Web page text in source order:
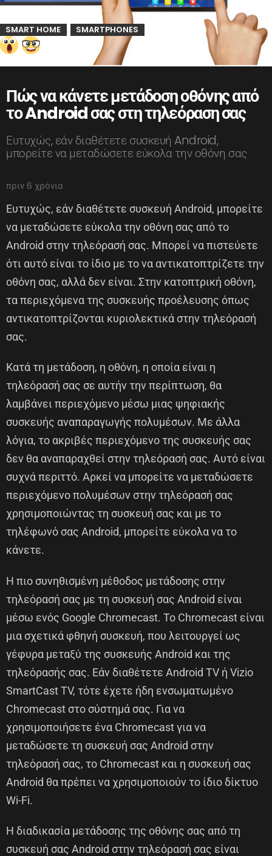
SMART HOME , SMARTPHONES
Πώς να κάνετε μετάδοση οθόνης από
το Android σας στη τηλεόραση σας
Ευτυχώς, εάν διαθέτετε συσκευή Android,
μπορείτε να μεταδώσετε εύκολα την οθόνη σας
πριν 6 χρόνια
Ευτυχώς, εάν διαθέτετε συσκευή Android, μπορείτε
να μεταδώσετε εύκολα την οθόνη σας από το
Android στην τηλεόρασή σας. Μπορεί να πιστεύετε
ότι αυτό είναι το ίδιο με το να αντικατοπτρίζετε την
οθόνη σας, αλλά δεν είναι. Στην κατοπτρική οθόνη,
τα περιεχόμενα της συσκευής προέλευσης όπως
αντικατοπτρίζονται κυριολεκτικά στην τηλεόρασή
σας.
Κατά τη μετάδοση, η οθόνη, η οποία είναι η
τηλεόρασή σας σε αυτήν την περίπτωση, θα
λαμβάνει περιεχόμενο μέσω μιας ψηφιακής
συσκευής αναπαραγωγής πολυμέσων. Με άλλα
λόγια, το ακριβές περιεχόμενο της συσκευής σας
δεν θα αναπαραχθεί στην τηλεόρασή σας. Αυτό είναι
συχνά περιττό. Αρκεί να μπορείτε να μεταδώσετε
περιεχόμενο πολυμέσων στην τηλεόρασή σας
χρησιμοποιώντας τη συσκευή σας και με το
τηλέφωνό σας Android, μπορείτε εύκολα να το
κάνετε.
Η πιο συνηθισμένη μέθοδος μετάδοσης στην
τηλεόρασή σας με τη συσκευή σας Android είναι
μέσω ενός Google Chromecast. Το Chromecast είναι
μια σχετικά φθηνή συσκευή, που λειτουργεί ως
γέφυρα μεταξύ της συσκευής Android και της
τηλεόρασής σας. Εάν διαθέτετε Android TV ή Vizio
SmartCast TV, τότε έχετε ήδη ενσωματωμένο
Chromecast στο σύστημά σας. Για να
χρησιμοποιήσετε ένα Chromecast για να
μεταδώσετε τη συσκευή σας Android στην
τηλεόρασή σας, το Chromecast και η συσκευή σας
Android θα πρέπει να χρησιμοποιούν το ίδιο δίκτυο
Wi-Fi.
Η διαδικασία μετάδοσης της οθόνης σας από τη
συσκευή σας Android στην τηλεόρασή σας είναι